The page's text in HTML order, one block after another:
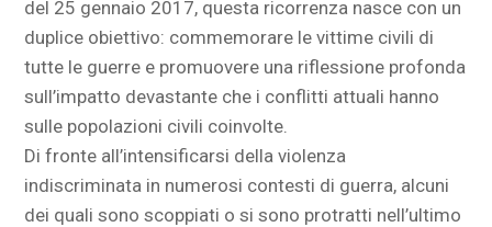
del 25 gennaio 2017, questa ricorrenza nasce con un
duplice obiettivo: commemorare le vittime civili di
tutte le guerre e promuovere una riflessione profonda
sull’impatto devastante che i conflitti attuali hanno
sulle popolazioni civili coinvolte.
Di fronte all’intensificarsi della violenza
indiscriminata in numerosi contesti di guerra, alcuni
dei quali sono scoppiati o si sono protratti nell’ultimo